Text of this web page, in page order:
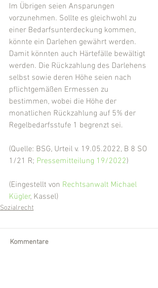
Im Übrigen seien Ansparungen
vorzunehmen. Sollte es gleichwohl zu
einer Bedarfsunterdeckung kommen,
könnte ein Darlehen gewährt werden.
Damit könnten auch Härtefälle bewältigt
werden. Die Rückzahlung des Darlehens
selbst sowie deren Höhe seien nach
pflichtgemäßen Ermessen zu
bestimmen, wobei die Höhe der
monatlichen Rückzahlung auf 5% der
Regelbedarfsstufe 1 begrenzt sei.
(Quelle: BSG, Urteil v. 19.05.2022, B 8 SO
1/21 R; Pressemitteilung 19/2022)
(Eingestellt von Rechtsanwalt Michael
Kügler, Kassel)
Sozialrecht
Kommentare